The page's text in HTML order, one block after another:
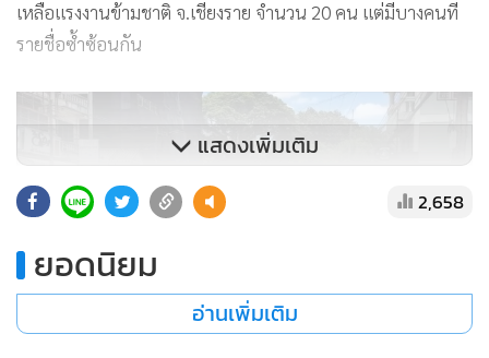
เหลือแรงงานข้ามชาติ จ.เชียงราย จำนวน 20 คน แต่มีบางคนที่
รายชื่อซ้ำซ้อนกัน
แสดงเพิ่มเติม
2,658
ยอดนิยม
อ่านเพิ่มเติม